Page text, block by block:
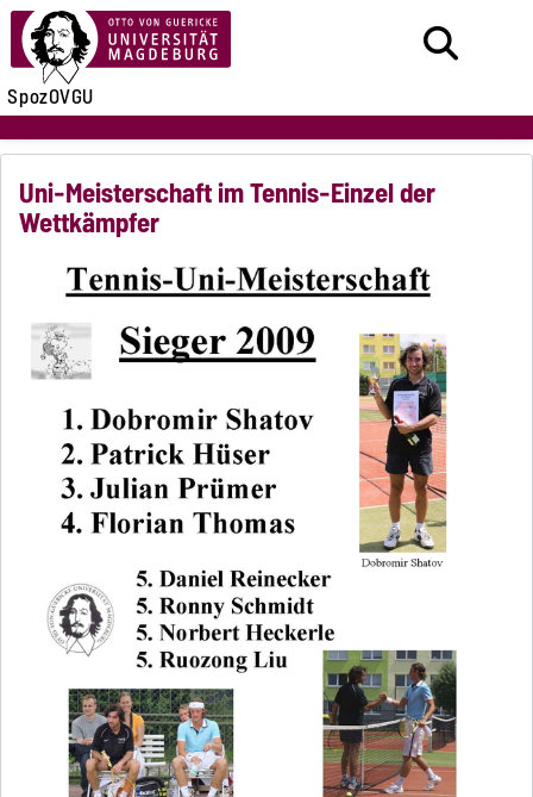
SpozOVGU
Uni-Meisterschaft im Tennis-Einzel der
Wettkämpfer